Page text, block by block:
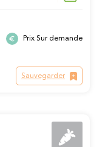
Prix Sur demande
Sauvegarder